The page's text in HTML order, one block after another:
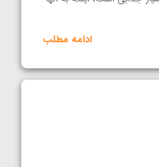
ادامه مطلب